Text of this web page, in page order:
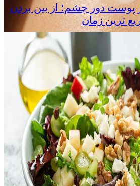
پوست دور چشم؛ از بین بردن
ترین زمان